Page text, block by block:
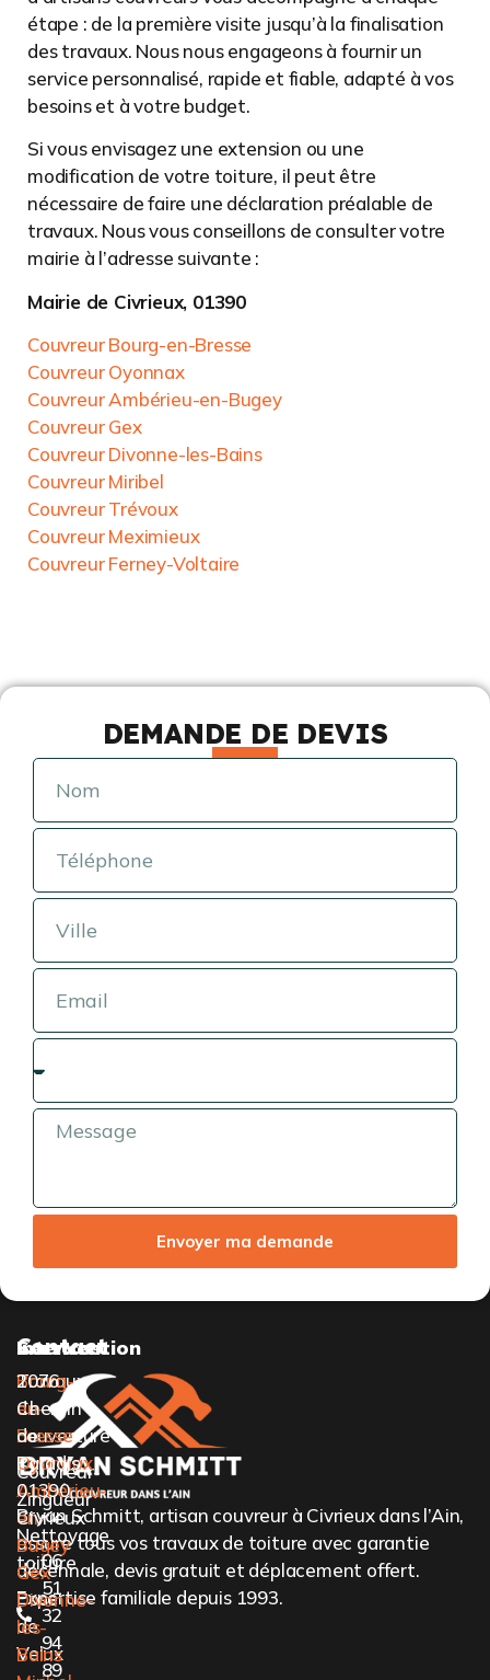
étape : de la première visite jusqu’à la finalisation
des travaux. Nous nous engageons à fournir un
service personnalisé, rapide et fiable, adapté à vos
besoins et à votre budget.
Si vous envisagez une extension ou une
modification de votre toiture, il peut être
nécessaire de faire une déclaration préalable de
travaux. Nous vous conseillons de consulter votre
mairie à l’adresse suivante :
Mairie de Civrieux, 01390
Couvreur Bourg-en-Bresse
Couvreur Oyonnax
Couvreur Ambérieu-en-Bugey
Couvreur Gex
Couvreur Divonne-les-Bains
Couvreur Miribel
Couvreur Trévoux
Couvreur Meximieux
Couvreur Ferney-Voltaire
DEMANDE DE DEVIS
Envoyer ma demande
Bryan Schmitt, artisan couvreur à Civrieux dans l’Ain,
assure tous vos travaux de toiture avec garantie
décennale, devis gratuit et déplacement offert.
Expertise familiale depuis 1993.
Services
Travaux
de
couverture
Couvreur-
Zingueur
Nettoyage
toiture
Pose
de
Velux
Intervention
Bourg-
en-
Bresse
Oyonnax
Ambérieu-
en-
Bugey
Gex
Divonne-
les-
Bains
Contact
2076
Chemin
de
Paradis,
01390
Civrieux
06
51
32
94
89